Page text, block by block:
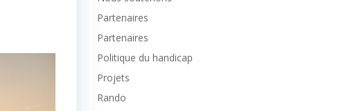
Partenaires
Partenaires
Politique du handicap
Projets
Rando